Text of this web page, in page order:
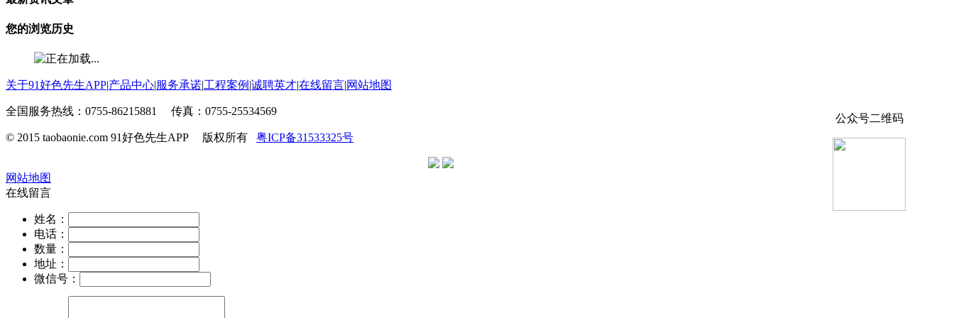
您的浏览历史
关于91好色先生APP 产品中心 服务承诺工程案例 诚聘英才在线留言 网站地图
公众号二维码
全国服务热线：0755-86215881 传真：0755-25534569
© 2015 taobaonie.com 91好色先生APP 版权所有 粤ICP备31533325号
网站地图
在线留言
姓名：
电话：
数量：
地址：
微信号：